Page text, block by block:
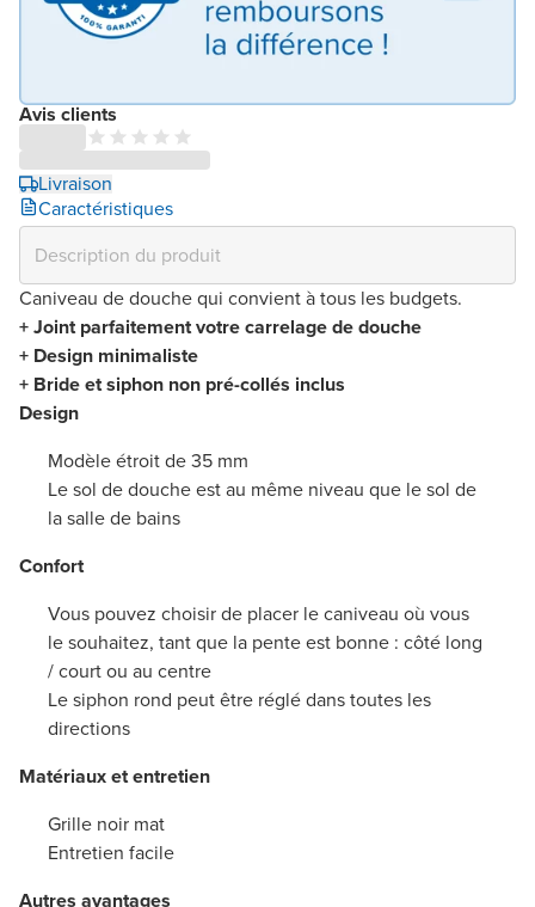
Avis clients
Livraison
Caractéristiques
Caniveau de douche qui convient à tous les budgets.
+ Joint parfaitement votre carrelage de douche
+ Design minimaliste
+ Bride et siphon non pré-collés inclus
Design
Modèle étroit de 35 mm
Le sol de douche est au même niveau que le sol de
la salle de bains
Confort
Vous pouvez choisir de placer le caniveau où vous
le souhaitez, tant que la pente est bonne : côté long
/ court ou au centre
Le siphon rond peut être réglé dans toutes les
directions
Matériaux et entretien
Grille noir mat
Entretien facile
Autres avantages